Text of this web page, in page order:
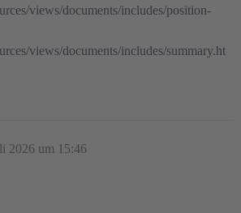
views/documents/includes/position-
views/documents/includes/summary.ht
2026 um 15:46